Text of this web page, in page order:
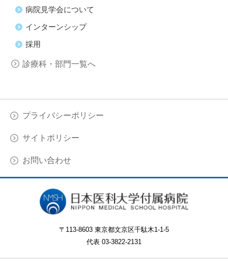
病院見学会について
インターンシップ
採用
診療科・部門一覧へ
プライバシーポリシー
サイトポリシー
お問い合わせ
〒113-8603 東京都文京区千駄木1-1-5
代表 03-3822-2131